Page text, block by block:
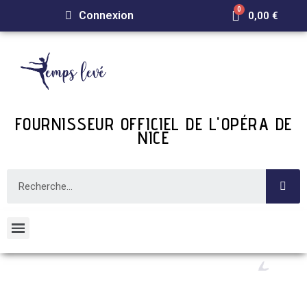
Connexion 0,00 €
FOURNISSEUR OFFICIEL DE L'OPÉRA DE
NICE